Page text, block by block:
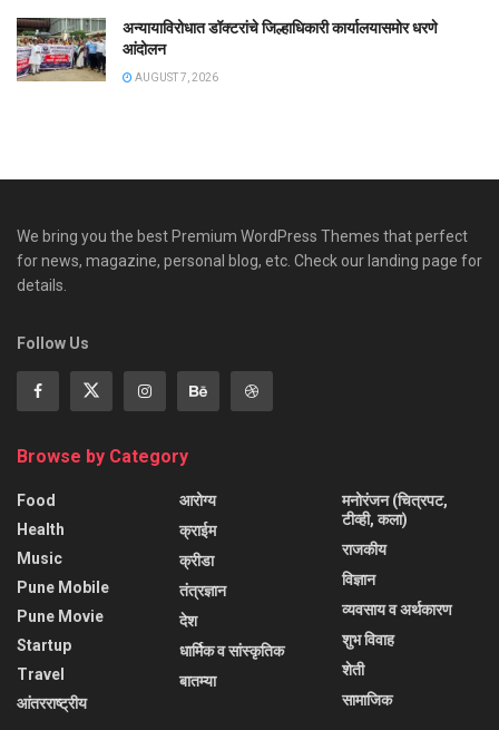
अन्यायाविरोधात डॉक्टरांचे जिल्हाधिकारी कार्यालयासमोर धरणे
आंदोलन
AUGUST 7, 2026
We bring you the best Premium WordPress Themes that perfect
for news, magazine, personal blog, etc. Check our landing page for
details.
Follow Us
Browse by Category
Food
Health
Music
Pune Mobile
Pune Movie
Startup
Travel
आंतरराष्ट्रीय
आरोग्य
क्राईम
क्रीडा
तंत्रज्ञान
देश
धार्मिक व सांस्कृतिक
बातम्या
मनोरंजन (चित्रपट,
टीव्ही, कला)
राजकीय
विज्ञान
व्यवसाय व अर्थकारण
शुभ विवाह
शेती
सामाजिक